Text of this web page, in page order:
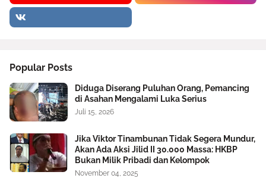
Popular Posts
Diduga Diserang Puluhan Orang, Pemancing
di Asahan Mengalami Luka Serius
Juli 15, 2026
Jika Viktor Tinambunan Tidak Segera Mundur,
Akan Ada Aksi Jilid II 30.000 Massa: HKBP
Bukan Milik Pribadi dan Kelompok
November 04, 2025